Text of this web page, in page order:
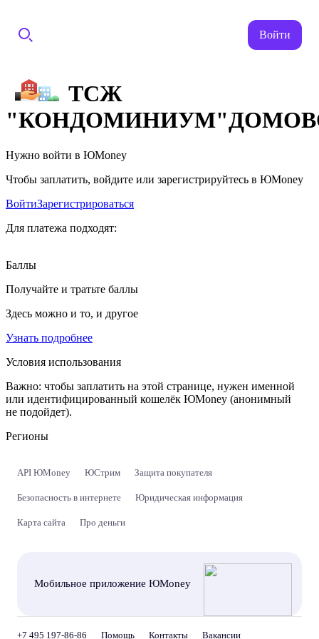
Войти
ТСЖ
Нужно войти в ЮMoney
Чтобы заплатить, войдите или зарегистрируйтесь в ЮMoney
ВойтиЗарегистрироваться
Для платежа подходят:
Баллы
Получайте и тратьте баллы
Здесь можно и то, и другое
Узнать подробнее
Условия использования
Важно: чтобы заплатить на этой странице, нужен именной
или идентифицированный кошелёк ЮMoney (анонимный
не подойдет).
Регионы
API ЮMoney ЮСтрим Защита покупателя
Безопасность в интернете Юридическая информация
Карта сайта Про деньги
Мобильное приложение ЮMoney
+7 495 197-86-86 Помощь Контакты Вакансии